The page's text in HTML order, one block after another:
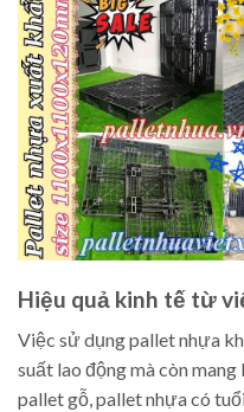
Hiệu quả kinh tế từ
Việc sử dụng pallet nhựa
suất lao động mà còn
pallet gỗ, pallet nhựa có